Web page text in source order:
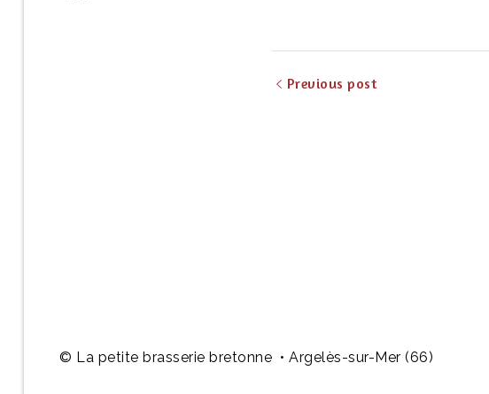
Previous post
© La petite brasserie bretonne • Argelès-sur-Mer (66)